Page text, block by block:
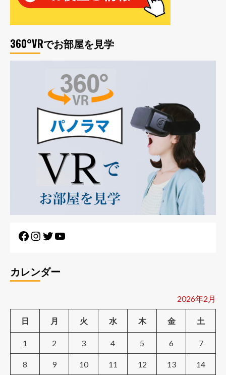
360°VRでお部屋を見学
Facebook
Instagram
Twitter
カレンダー
2026年2月
日 月 火 水 木 金 土
1 2 3 4 5 6 7
8 9 10 11 12 13 14